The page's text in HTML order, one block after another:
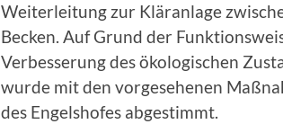
Weiterleitung zur Kläranlage
Becken. Auf Grund der
Verbesserung des ökologischen
wurde mit den vorgesehenen
des Engelshofes abgestimmt.